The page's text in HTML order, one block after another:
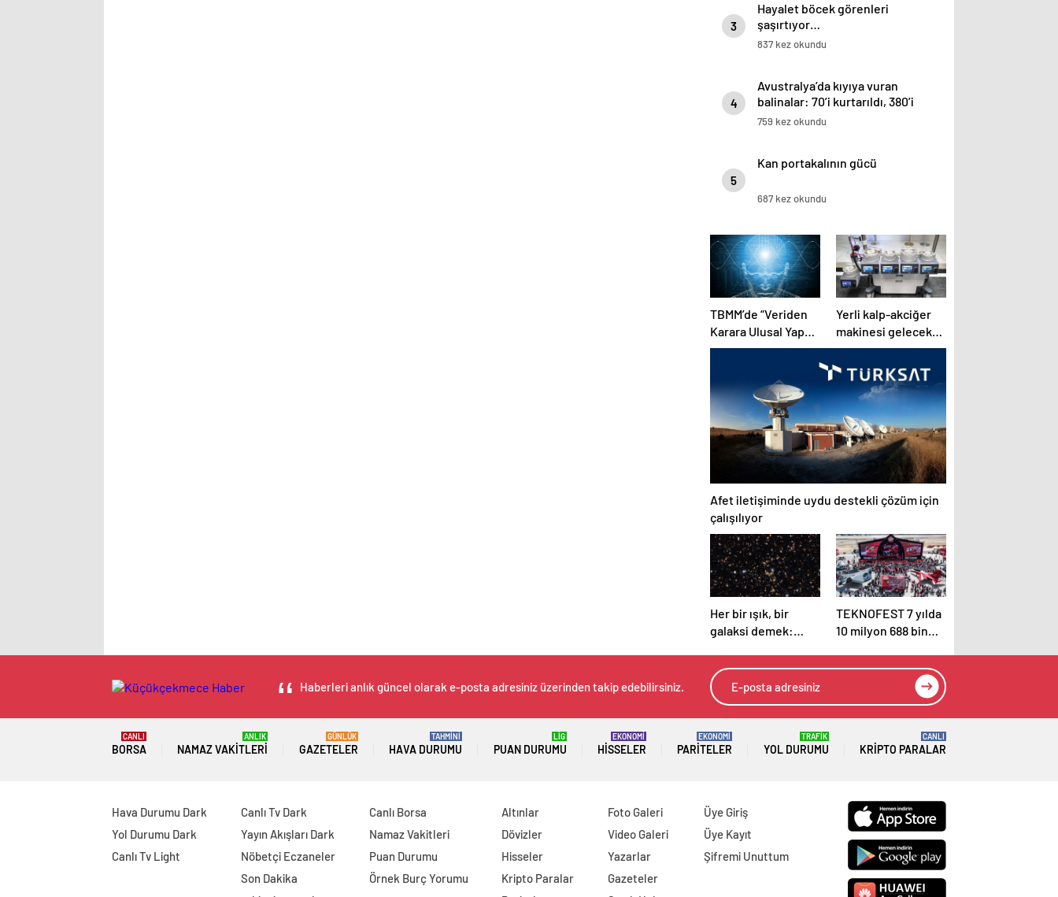
3
Hayalet böcek görenleri
şaşırtıyor…
837 kez okundu
4
Avustralya’da kıyıya vuran
balinalar: 70’i kurtarıldı, 380’i
öldü
759 kez okundu
5
Kan portakalının gücü
687 kez okundu
TBMM’de “Veriden
Karara Ulusal Yapay
Zeka Zirvesi”
Yerli kalp-akciğer
makinesi gelecek
yıldan itibaren
kullanılacak
Afet iletişiminde uydu destekli çözüm için
çalışılıyor
Her bir ışık, bir
galaksi demek:
karede
görüntülendi
TEKNOFEST 7 yılda
10 milyon 688 bin
Haberleri anlık güncel olarak e-posta adresiniz üzerinden takip edebilirsiniz.
BORSA
CANLI
NAMAZ VAKITLERI
ANLIK
GAZETELER
GÜNLÜK
HAVA DURUMU
TAHMİNİ
PUAN DURUMU
LİG
HISSELER
EKONOMİ
PARITELER
EKONOMİ
YOL DURUMU
TRAFİK
KRIPTO PARALAR
CANLI
Hava Durumu Dark
Yol Durumu Dark
Canlı Tv Light
Canlı Tv Dark
Yayın Akışları Dark
Nöbetçi Eczaneler
Son Dakika
Canlı Borsa
Namaz Vakitleri
Puan Durumu
Örnek Burç Yorumu
Altınlar
Dövizler
Hisseler
Kripto Paralar
Foto Galeri
Video Galeri
Yazarlar
Gazeteler
Üye Giriş
Üye Kayıt
Şifremi Unuttum